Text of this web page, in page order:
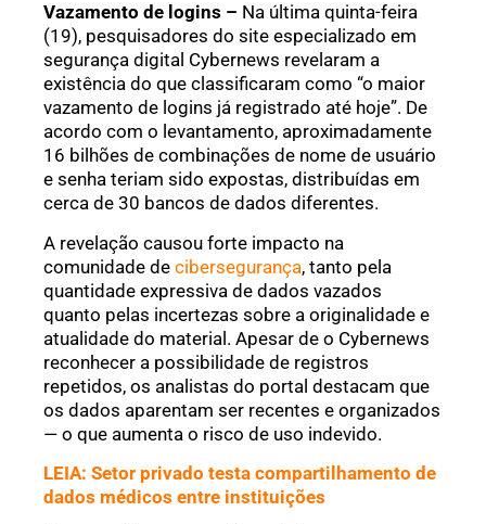
Vazamento de logins – Na última quinta-feira
(19), pesquisadores do site especializado em
segurança digital Cybernews revelaram a
existência do que classificaram como “o maior
vazamento de logins já registrado até hoje”. De
acordo com o levantamento, aproximadamente
16 bilhões de combinações de nome de usuário
e senha teriam sido expostas, distribuídas em
cerca de 30 bancos de dados diferentes.
A revelação causou forte impacto na
comunidade de cibersegurança, tanto pela
quantidade expressiva de dados vazados
quanto pelas incertezas sobre a originalidade e
atualidade do material. Apesar de o Cybernews
reconhecer a possibilidade de registros
repetidos, os analistas do portal destacam que
os dados aparentam ser recentes e organizados
— o que aumenta o risco de uso indevido.
LEIA: Setor privado testa compartilhamento de
dados médicos entre instituições